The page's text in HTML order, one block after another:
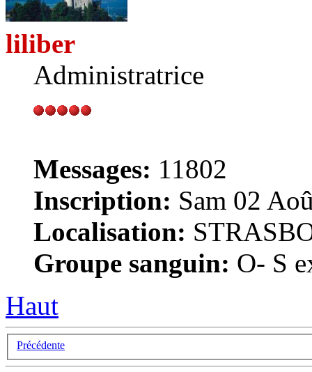
liliber
Administratrice
Messages: 11802
Inscription: Sam 02
Localisation:
Groupe sanguin: O- S
Haut
Précédente